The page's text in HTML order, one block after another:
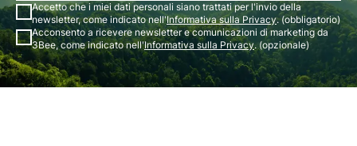
Accetto che i miei dati personali siano trattati per l'invio della
newsletter, come indicato nell'Informativa sulla Privacy. (obbligatorio)
Acconsento a ricevere newsletter e comunicazioni di marketing da
3Bee, come indicato nell'Informativa sulla Privacy. (opzionale)